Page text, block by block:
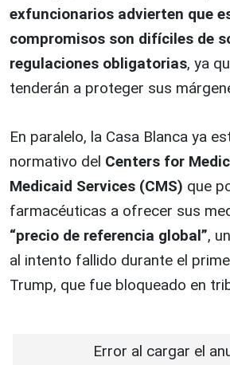
exfuncionarios advierten que
compromisos son difíciles de
regulaciones obligatorias, ya
tenderán a proteger sus
En paralelo, la Casa Blanca ya
normativo del Centers for
Medicaid Services (CMS) que
farmacéuticas a ofrecer sus
“precio de referencia global”,
al intento fallido durante el
Trump, que fue bloqueado en
Error al cargar el